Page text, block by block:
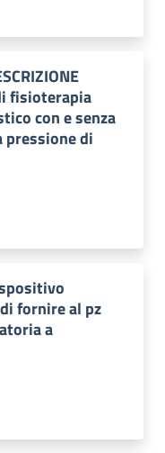
fisioterapia
con e senza
di
fornire al pz
a